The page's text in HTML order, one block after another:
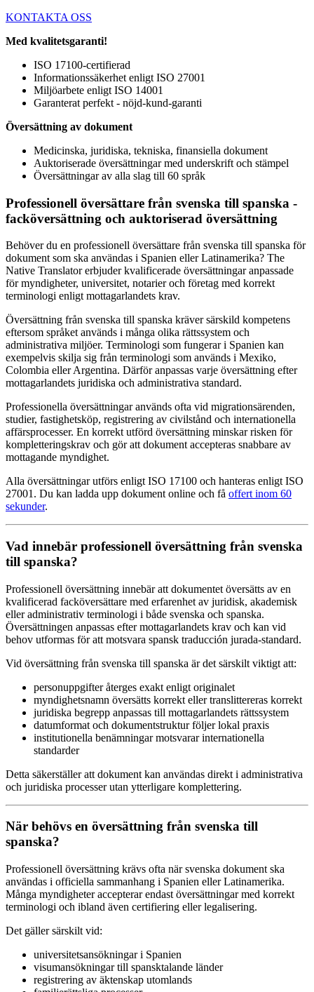
KONTAKTA OSS
Med kvalitetsgaranti!
ISO 17100-certifierad
Informationssäkerhet enligt ISO 27001
Miljöarbete enligt ISO 14001
Garanterat perfekt - nöjd-kund-garanti
Översättning av dokument
Medicinska, juridiska, tekniska, finansiella dokument
Auktoriserade översättningar med underskrift och stämpel
Översättningar av alla slag till 60 språk
Professionell översättare från svenska till spanska -
facköversättning och auktoriserad översättning
Behöver du en professionell översättare från svenska till spanska för
dokument som ska användas i Spanien eller Latinamerika? The
Native Translator erbjuder kvalificerade översättningar anpassade
för myndigheter, universitet, notarier och företag med korrekt
terminologi enligt mottagarlandets krav.
Översättning från svenska till spanska kräver särskild kompetens
eftersom språket används i många olika rättssystem och
administrativa miljöer. Terminologi som fungerar i Spanien kan
exempelvis skilja sig från terminologi som används i Mexiko,
Colombia eller Argentina. Därför anpassas varje översättning efter
mottagarlandets juridiska och administrativa standard.
Professionella översättningar används ofta vid migrationsärenden,
studier, fastighetsköp, registrering av civilstånd och internationella
affärsprocesser. En korrekt utförd översättning minskar risken för
kompletteringskrav och gör att dokument accepteras snabbare av
mottagande myndighet.
Alla översättningar utförs enligt ISO 17100 och hanteras enligt ISO
27001. Du kan ladda upp dokument online och få offert inom 60
sekunder.
Vad innebär professionell översättning från svenska
till spanska?
Professionell översättning innebär att dokumentet översätts av en
kvalificerad facköversättare med erfarenhet av juridisk, akademisk
eller administrativ terminologi i både svenska och spanska.
Översättningen anpassas efter mottagarlandets krav och kan vid
behov utformas för att motsvara spansk traducción jurada-standard.
Vid översättning från svenska till spanska är det särskilt viktigt att:
personuppgifter återges exakt enligt originalet
myndighetsnamn översätts korrekt eller translittereras korrekt
juridiska begrepp anpassas till mottagarlandets rättssystem
datumformat och dokumentstruktur följer lokal praxis
institutionella benämningar motsvarar internationella
standarder
Detta säkerställer att dokument kan användas direkt i administrativa
och juridiska processer utan ytterligare komplettering.
När behövs en översättning från svenska till
spanska?
Professionell översättning krävs ofta när svenska dokument ska
användas i officiella sammanhang i Spanien eller Latinamerika.
Många myndigheter accepterar endast översättningar med korrekt
terminologi och ibland även certifiering eller legalisering.
Det gäller särskilt vid:
universitetsansökningar i Spanien
visumansökningar till spansktalande länder
registrering av äktenskap utomlands